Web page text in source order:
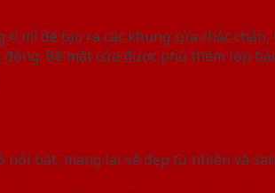
mỉ để tạo ra các khung cửa chắc
Bề mặt cửa được phủ thêm lớp
nổi bật, mang lại vẻ đẹp tự nhiên và